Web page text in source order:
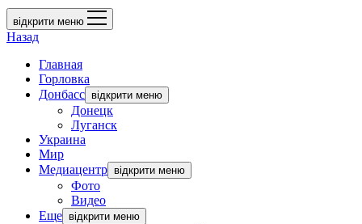
відкрити меню
Назад
Главная
Горловка
Донбасс відкрити меню
Донецк
Луганск
Украина
Мир
Медиацентр відкрити меню
Фото
Видео
Еще відкрити меню